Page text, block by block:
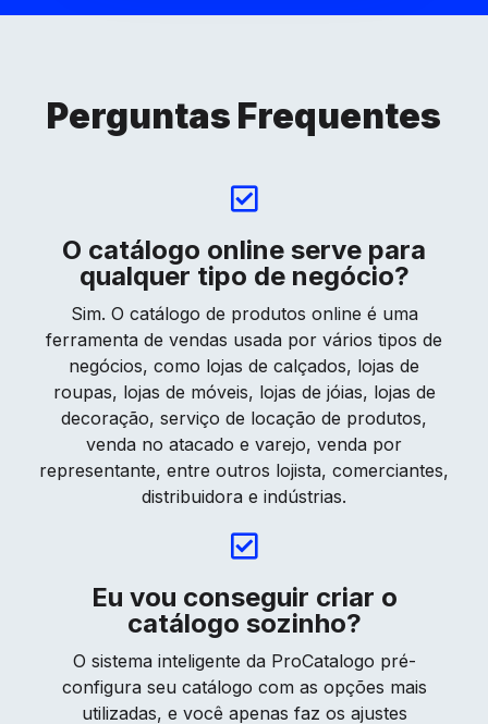
Perguntas Frequentes
O catálogo online serve para
qualquer tipo de negócio?
Sim. O catálogo de produtos online é uma
ferramenta de vendas usada por vários tipos de
negócios, como lojas de calçados, lojas de
roupas, lojas de móveis, lojas de jóias, lojas de
decoração, serviço de locação de produtos,
venda no atacado e varejo, venda por
representante, entre outros lojista, comerciantes,
distribuidora e indústrias.
Eu vou conseguir criar o
catálogo sozinho?
O sistema inteligente da ProCatalogo pré-
configura seu catálogo com as opções mais
utilizadas, e você apenas faz os ajustes